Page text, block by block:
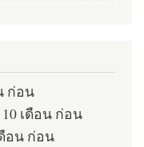
ก่อน
เดือน ก่อน
อน ก่อน